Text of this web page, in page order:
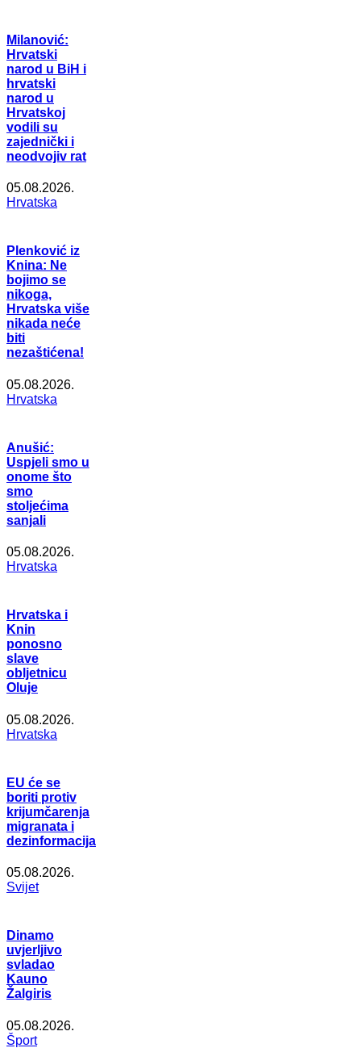
Milanović:
Hrvatski
narod u BiH i
hrvatski
narod u
Hrvatskoj
vodili su
zajednički i
neodvojiv rat
05.08.2026.
Hrvatska
Plenković iz
Knina: Ne
bojimo se
nikoga,
Hrvatska više
nikada neće
biti
nezaštićena!
05.08.2026.
Hrvatska
Anušić:
Uspjeli smo u
onome što
smo
stoljećima
sanjali
05.08.2026.
Hrvatska
Hrvatska i
Knin
ponosno
slave
obljetnicu
Oluje
05.08.2026.
Hrvatska
EU će se
boriti protiv
krijumčarenja
migranata i
dezinformacija
05.08.2026.
Svijet
Dinamo
uvjerljivo
svladao
Kauno
Žalgiris
05.08.2026.
Šport